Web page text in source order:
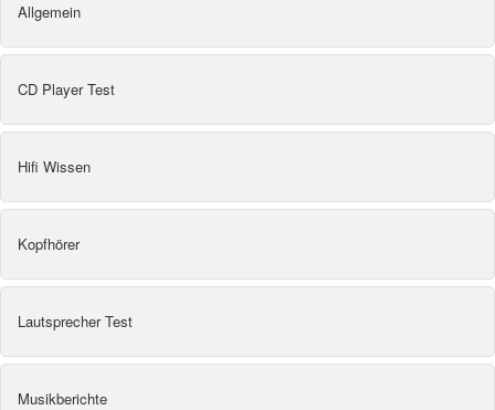
Allgemein
CD Player Test
Hifi Wissen
Kopfhörer
Lautsprecher Test
Musikberichte